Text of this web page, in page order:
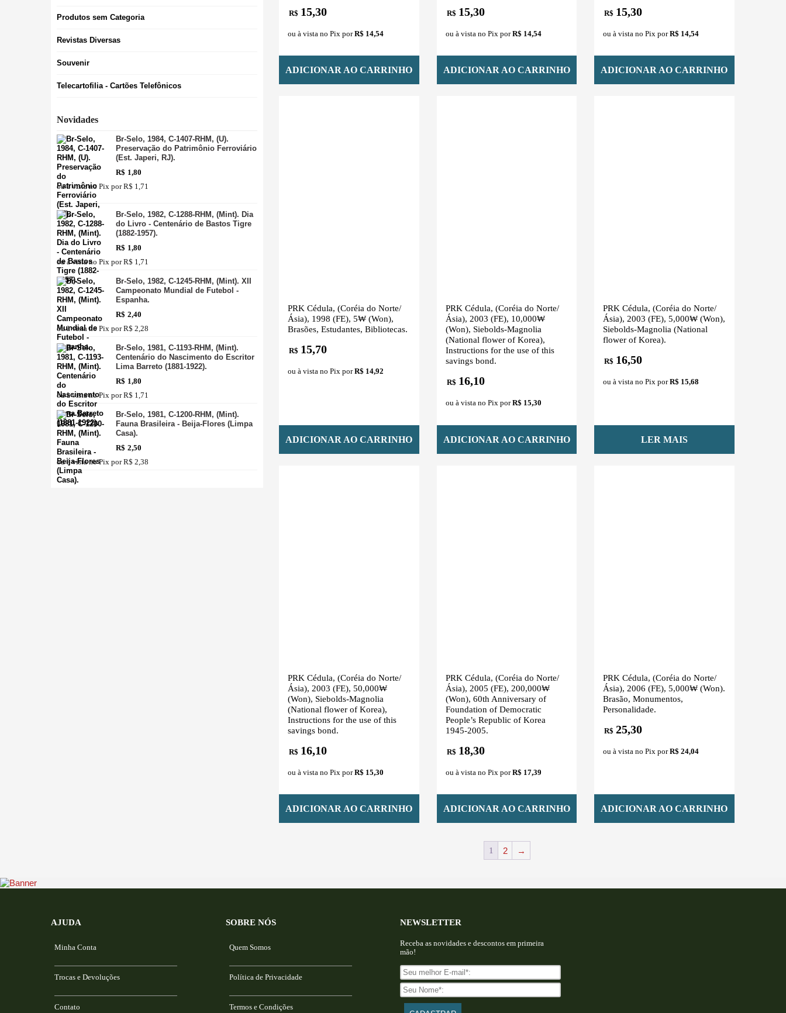
R$ 15,30
ou à vista no Pix porR$ 14,54
ADICIONAR AO CARRINHO
R$ 15,30
ou à vista no Pix porR$ 14,54
ADICIONAR AO CARRINHO
R$ 15,30
ou à vista no Pix porR$ 14,54
ADICIONAR AO CARRINHO
PRK Cédula, (Coréia do Norte/
Ásia), 1998 (FE), 5₩ (Won),
Brasões, Estudantes, Bibliotecas.
R$ 15,70
ou à vista no Pix porR$ 14,92
ADICIONAR AO CARRINHO
PRK Cédula, (Coréia do Norte/
Ásia), 2003 (FE), 10,000₩
(Won), Siebolds-Magnolia
(National flower of Korea),
Instructions for the use of this
savings bond.
R$ 16,10
ou à vista no Pix porR$ 15,30
ADICIONAR AO CARRINHO
PRK Cédula, (Coréia do Norte/
Ásia), 2003 (FE), 5,000₩ (Won),
Siebolds-Magnolia (National
flower of Korea).
R$ 16,50
ou à vista no Pix porR$ 15,68
LER MAIS
PRK Cédula, (Coréia do Norte/
Ásia), 2003 (FE), 50,000₩
(Won), Siebolds-Magnolia
(National flower of Korea),
Instructions for the use of this
savings bond.
R$ 16,10
ou à vista no Pix porR$ 15,30
ADICIONAR AO CARRINHO
PRK Cédula, (Coréia do Norte/
Ásia), 2005 (FE), 200,000₩
(Won), 60th Anniversary of
Foundation of Democratic
People’s Republic of Korea
1945-2005.
R$ 18,30
ou à vista no Pix porR$ 17,39
ADICIONAR AO CARRINHO
PRK Cédula, (Coréia do Norte/
Ásia), 2006 (FE), 5,000₩ (Won).
Brasão, Monumentos,
Personalidade.
R$ 25,30
ou à vista no Pix porR$ 24,04
ADICIONAR AO CARRINHO
1 2 →
Produtos sem Categoria
Revistas Diversas
Souvenir
Telecartofilia - Cartões Telefônicos
Novidades
Br-Selo, 1984, C-1407-RHM, (U).
Preservação do Patrimônio Ferroviário
(Est. Japeri, RJ).
R$ 1,80
ou à vista no Pix porR$ 1,71
Br-Selo, 1982, C-1288-RHM, (Mint). Dia
do Livro - Centenário de Bastos Tigre
(1882-1957).
R$ 1,80
ou à vista no Pix porR$ 1,71
Br-Selo, 1982, C-1245-RHM, (Mint). XII
Campeonato Mundial de Futebol -
Espanha.
R$ 2,40
ou à vista no Pix porR$ 2,28
Br-Selo, 1981, C-1193-RHM, (Mint).
Centenário do Nascimento do Escritor
Lima Barreto (1881-1922).
R$ 1,80
ou à vista no Pix porR$ 1,71
Br-Selo, 1981, C-1200-RHM, (Mint).
Fauna Brasileira - Beija-Flores (Limpa
Casa).
R$ 2,50
ou à vista no Pix porR$ 2,38
AJUDA
Minha Conta
Trocas e Devoluções
Contato
SOBRE NÓS
Quem Somos
Política de Privacidade
Termos e Condições
NEWSLETTER
Receba as novidades e descontos em primeira
mão!